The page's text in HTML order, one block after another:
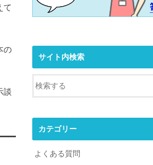
て
の
談
サイト内検索
カテゴリー
よくある質問